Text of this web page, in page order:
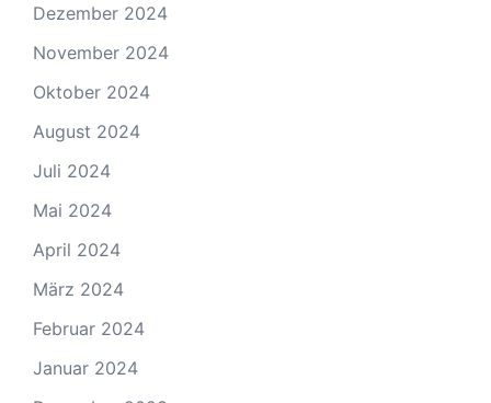
Dezember 2024
November 2024
Oktober 2024
August 2024
Juli 2024
Mai 2024
April 2024
März 2024
Februar 2024
Januar 2024